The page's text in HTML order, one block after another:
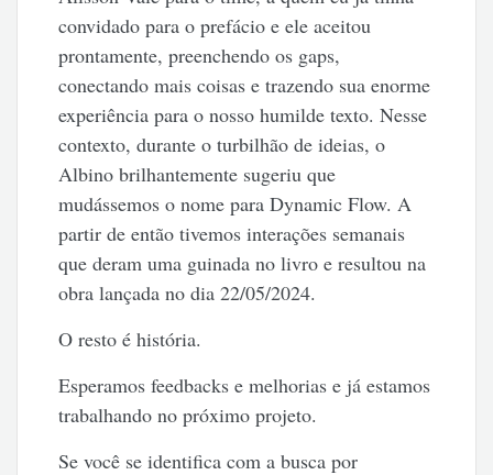
convidado para o prefácio e ele aceitou
prontamente, preenchendo os gaps,
conectando mais coisas e trazendo sua enorme
experiência para o nosso humilde texto. Nesse
contexto, durante o turbilhão de ideias, o
Albino brilhantemente sugeriu que
mudássemos o nome para Dynamic Flow. A
partir de então tivemos interações semanais
que deram uma guinada no livro e resultou na
obra lançada no dia 22/05/2024.
O resto é história.
Esperamos feedbacks e melhorias e já estamos
trabalhando no próximo projeto.
Se você se identifica com a busca por